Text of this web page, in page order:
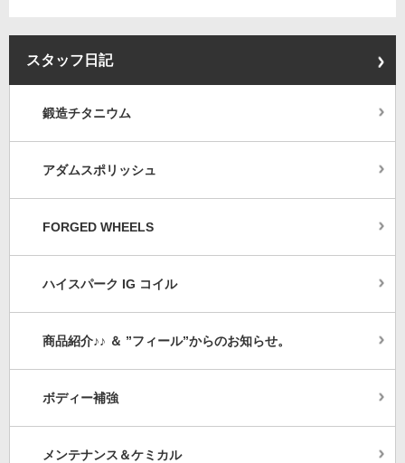
スタッフ日記
鍛造チタニウム
アダムスポリッシュ
FORGED WHEELS
ハイスパーク IG コイル
商品紹介♪♪ ＆ ”フィール”からのお知らせ。
ボディー補強
メンテナンス＆ケミカル